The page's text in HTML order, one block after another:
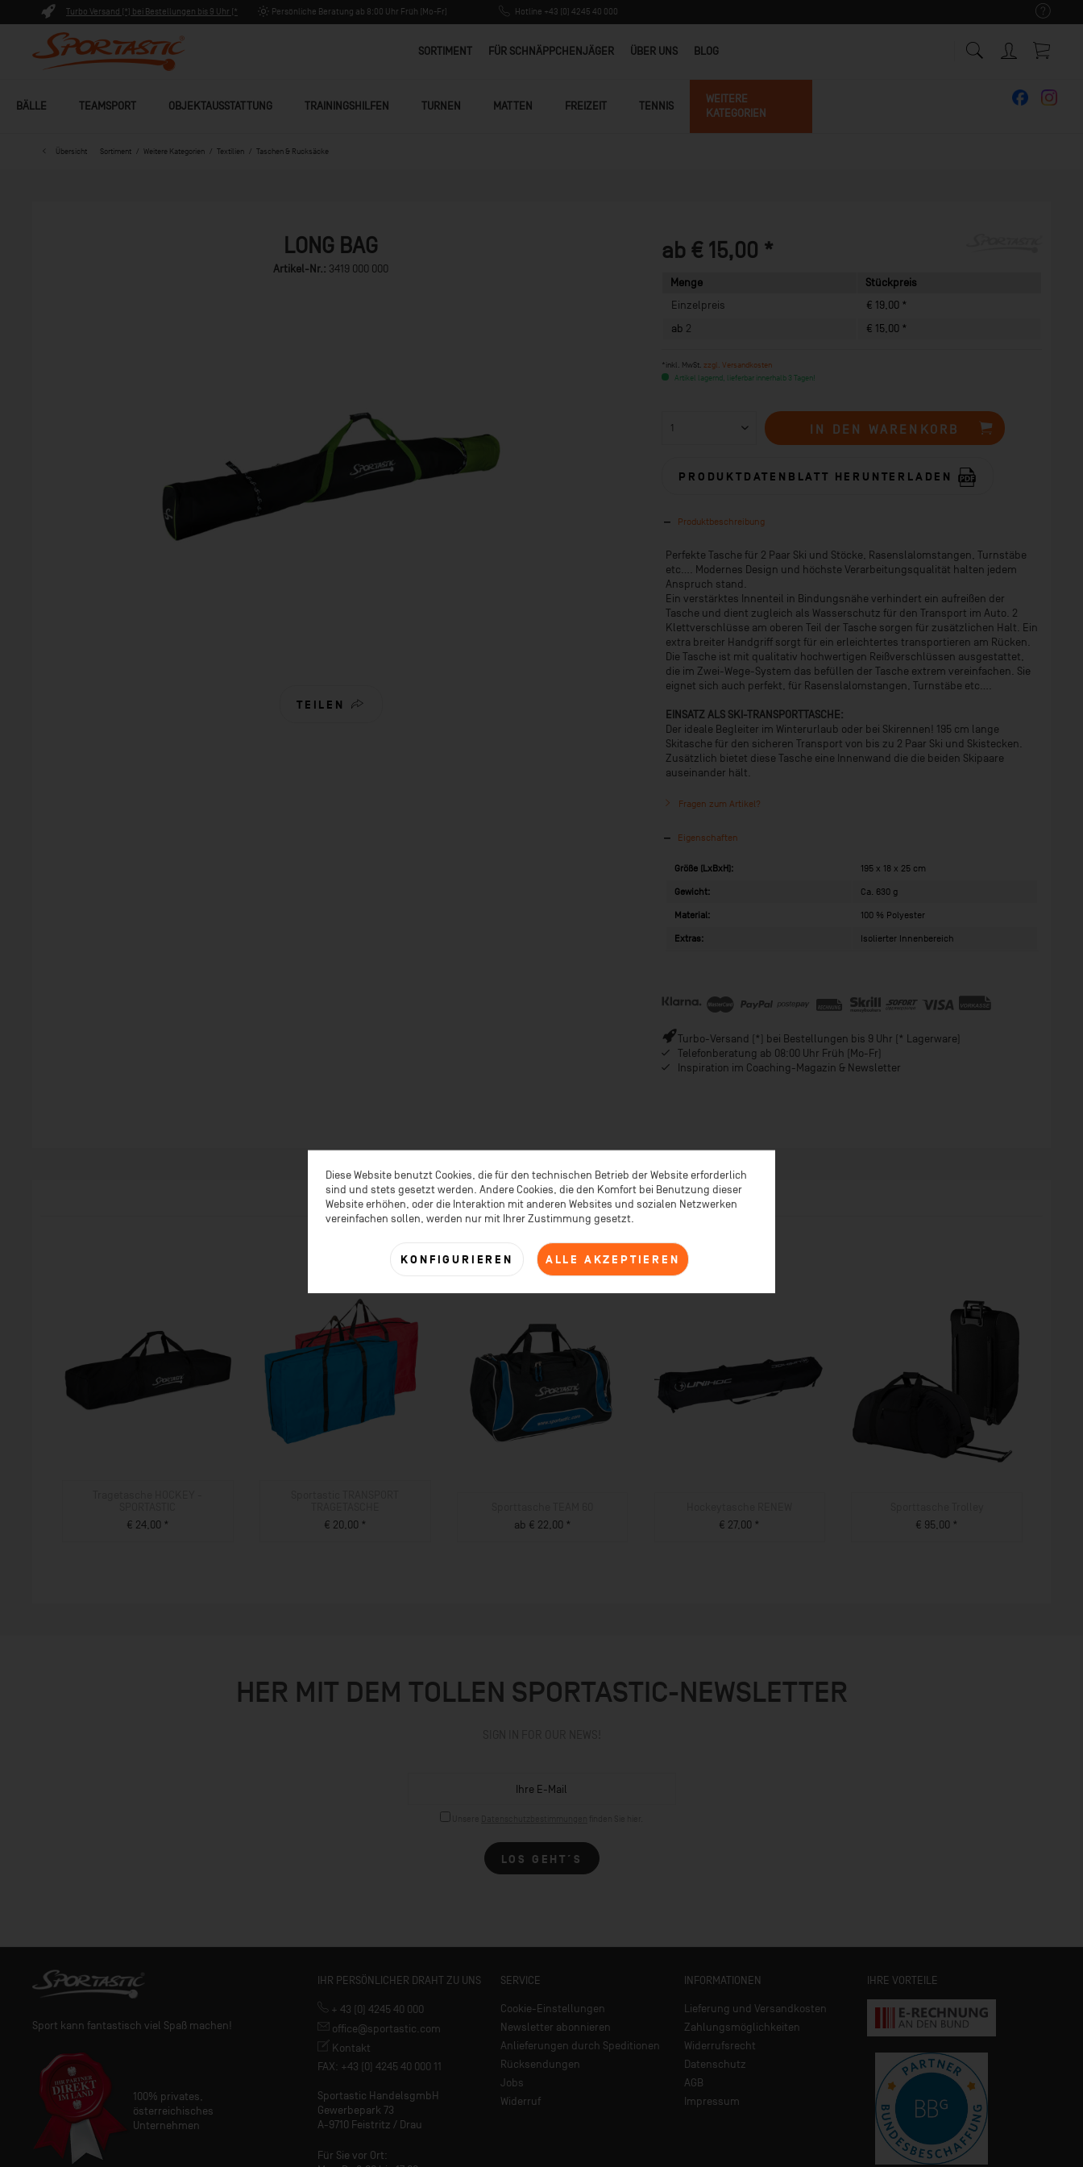
Turbo Versand (*) bei Bestellungen bis 9 Uhr (*
Persönliche Beratung ab 8:00 Uhr Früh (Mo-Fr) Hotline +43 (0) 4245 40 000
SORTIMENT FÜR SCHNÄPPCHENJÄGER ÜBER UNS BLOG
BÄLLE TEAMSPORT OBJEKTAUSSTATTUNG TRAININGSHILFEN TURNEN MATTEN FREIZEIT TENNIS
WEITERE
KATEGORIEN
Übersicht Sortiment Weitere Kategorien Textilien Taschen & Rucksäcke
LONG BAG
Artikel-Nr.: 3419 000 000
TEILEN
ab € 15,00 *
Menge
Stückpreis
Einzelpreis
€ 19,00 *
ab 2 € 15,00 *
*inkl. MwSt.zzgl. Versandkosten
Artikel lagernd, lieferbar innerhalb 3 Tagen!
IN DEN WARENKORB
PRODUKTDATENBLATT HERUNTERLADEN
Produktbeschreibung
Perfekte Tasche für 2 Paar Ski und Stöcke, Rasenslalomstangen, Turnstäbe
etc.... Modernes Design und höchste Verarbeitungsqualität halten jedem
Anspruch stand.
Ein verstärktes Innenteil in Bindungsnähe verhindert ein aufreißen der
Tasche und dient zugleich als Wasserschutz für den Transport im Auto. 2
Klettverschlüsse am oberen Teil der Tasche sorgen für zusätzlichen Halt. Ein
extra breiter Handgriff sorgt für ein erleichtertes transportieren am Rücken.
Die Tasche ist mit qualitativ hochwertigen Reißverschlüssen ausgestattet,
die im Zwei-Wege-System das befüllen der Tasche extrem vereinfachen. Sie
eignet sich auch perfekt, für Rasenslalomstangen, Turnstäbe etc....
EINSATZ ALS SKI-TRANSPORTTASCHE:
Der ideale Begleiter im Winterurlaub oder bei Skirennen! 195 cm lange
Skitasche für den sicheren Transport von bis zu 2 Paar Ski und Skistecken.
Zusätzlich bietet diese Tasche eine Innenwand die die beiden Skipaare
auseinander hält.
Fragen zum Artikel?
Eigenschaften
Größe (LxBxH): 195 x 18 x 25 cm
Gewicht: Ca. 630 g
Material: 100 % Polyester
Extras: Isolierter Innenbereich
Turbo-Versand (*) bei Bestellungen bis 9 Uhr (* Lagerware)
Telefonberatung ab 08:00 Uhr Früh (Mo-Fr)
Inspiration im Coaching-Magazin & Newsletter
ÄHNLICHE ARTIKEL KUNDEN KAUFTEN AUCH
€ 24,00 *
€ 20,00 *
ab € 22,00 *
€ 27,00 *
€ 95,00 *
HER MIT DEM TOLLEN SPORTASTIC-NEWSLETTER
LOS GEHT´S
Sport kann fantastisch viel Spaß machen!
100% privates,
österreichisches
Unternehmen
IHR PERSÖNLICHER DRAHT ZU UNS
+ 43 (0) 4245 40 000
office@sportastic.com
Kontakt
FAX: +43 (0) 4245 40 000 11
Sportastic HandelsgmbH
Gewerbepark 73
A-9710 Feistritz / Drau
Für Sie vor Ort:
SERVICE
Cookie-Einstellungen
Newsletter abonnieren
Anlieferungen durch Speditionen
Rücksendungen
Jobs
Widerruf
INFORMATIONEN
Lieferung und Versandkosten
Zahlungsmöglichkeiten
Widerrufsrecht
Datenschutz
AGB
Impressum
IHRE VORTEILE
Diese Website benutzt Cookies, die für den technischen Betrieb der Website erforderlich
sind und stets gesetzt werden. Andere Cookies, die den Komfort bei Benutzung dieser
Website erhöhen, oder die Interaktion mit anderen Websites und sozialen Netzwerken
vereinfachen sollen, werden nur mit Ihrer Zustimmung gesetzt.
ALLE AKZEPTIEREN
KONFIGURIEREN